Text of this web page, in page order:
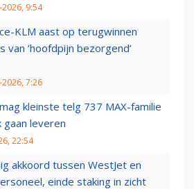
2026, 9:54
KLM aast op terugwinnen
van ‘hoofdpijn bezorgend’
2026, 7:26
kleinste telg 737 MAX-familie
gaan leveren
22:54
akkoord tussen WestJet en
einde staking in zicht